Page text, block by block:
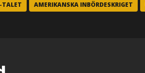
TALET AMERIKANSKA INBÖRDESKRIGET